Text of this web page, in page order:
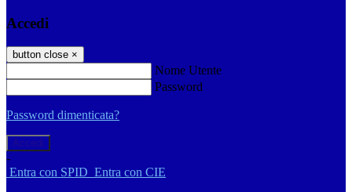
Accedi
button close ×
Nome Utente
Password
Password dimenticata?
-
Entra con SPID Entra con CIE